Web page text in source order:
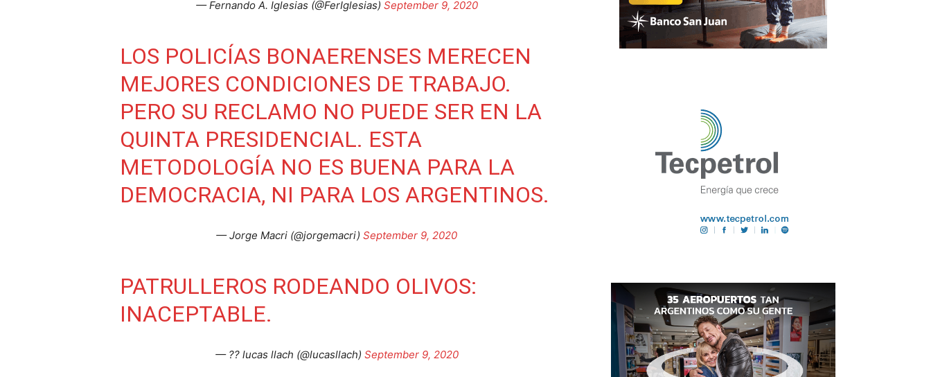
— Fernando A. Iglesias (@FerIglesias) September 9, 2020
LOS POLICÍAS BONAERENSES MERECEN
MEJORES CONDICIONES DE TRABAJO.
PERO SU RECLAMO NO PUEDE SER EN LA
QUINTA PRESIDENCIAL. ESTA
METODOLOGÍA NO ES BUENA PARA LA
DEMOCRACIA, NI PARA LOS ARGENTINOS.
— Jorge Macri (@jorgemacri) September 9, 2020
PATRULLEROS RODEANDO OLIVOS:
INACEPTABLE.
— ?? lucas llach (@lucasllach) September 9, 2020